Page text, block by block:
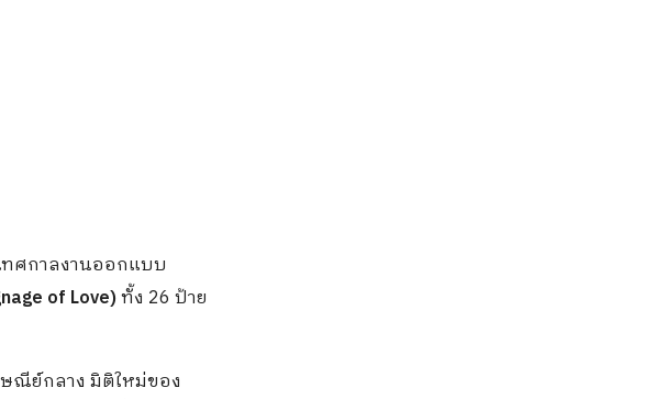
ศกาลงานออกแบบ
of Love)ทั้ง 26 ป้าย
ษณีย์กลาง มิติใหม่ของ